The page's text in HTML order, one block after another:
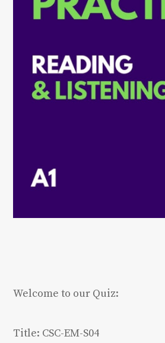
Welcome to our Quiz:
Title: CSC-EM-S04